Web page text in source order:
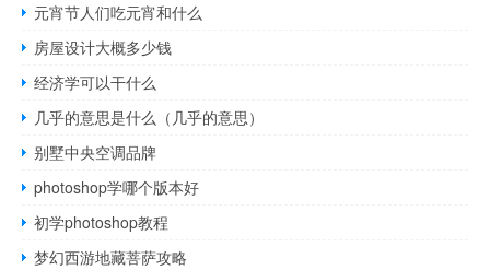
元宵节人们吃元宵和什么
房屋设计大概多少钱
经济学可以干什么
几乎的意思是什么（几乎的意思）
别墅中央空调品牌
photoshop学哪个版本好
初学photoshop教程
梦幻西游地藏菩萨攻略